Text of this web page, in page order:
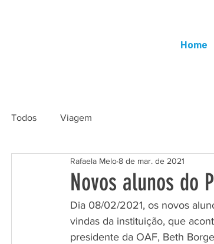
Home
Todos Viagem
Novos alunos do
Rafaela Melo8 de mar. de 2021
Dia 08/02/2021, os novos
vindas da instituição, que
presidente da OAF, Beth